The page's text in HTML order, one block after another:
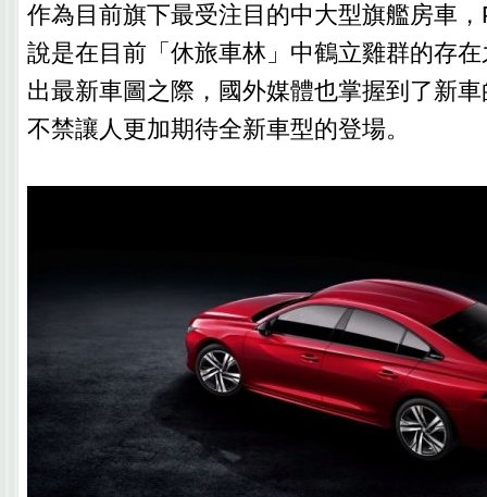
作為目前旗下最受注目的中大型旗艦房車
說是在目前「休旅車林」中鶴立雞群的存
出最新車圖之際，國外媒體也掌握到了新
不禁讓人更加期待全新車型的登場。